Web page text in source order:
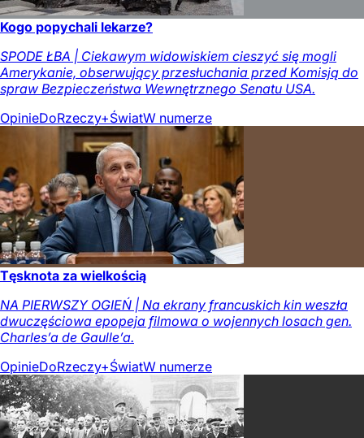
Kogo popychali lekarze?
SPODE ŁBA | Ciekawym widowiskiem cieszyć się mogli
Amerykanie, obserwujący przesłuchania przed Komisją do
spraw Bezpieczeństwa Wewnętrznego Senatu USA.
OpinieDoRzeczy+ŚwiatW numerze
Tęsknota za wielkością
NA PIERWSZY OGIEŃ | Na ekrany francuskich kin weszła
dwuczęściowa epopeja filmowa o wojennych losach gen.
Charles’a de Gaulle’a.
OpinieDoRzeczy+ŚwiatW numerze